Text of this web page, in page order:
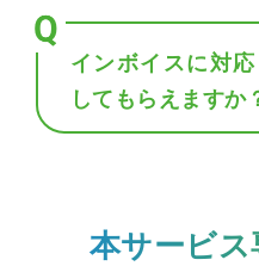
インボイスに対
してもらえますか
本サービ